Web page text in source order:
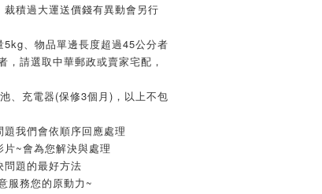
積過大運送價錢有異動會另行
、物品單邊長度超過45公分者
，請選取中華郵政或賣家宅配，
、充電器(保修3個月)，以上不包
我們會依順序回應處理
~會為您解決與處理
題的最好方法
服務您的原動力~